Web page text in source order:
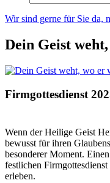
nach:
Wir sind gerne für Sie da,
Dein Geist
Firmgottesdienst
Wenn der Heilige Geist
bewusst für ihren
besonderer Moment.
festlichen
erleben.